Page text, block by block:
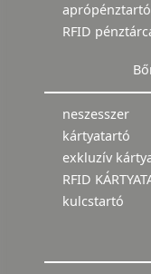
aprópénztartó
RFID
neszesszer
kártyatartó
exkluzív
RFID
kulcstartó